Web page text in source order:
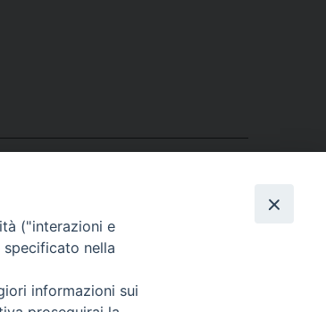
("interazioni e
nella
informazioni sui